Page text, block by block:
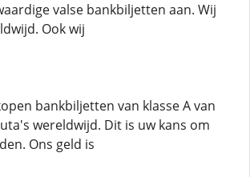
valse bankbiljetten aan. Wij
Ook wij
bankbiljetten van klasse A van
wereldwijd. Dit is uw kans om
Ons geld is